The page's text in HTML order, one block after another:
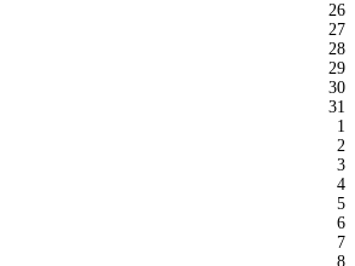
26
27
28
29
30
31
1
2
3
4
5
6
7
8